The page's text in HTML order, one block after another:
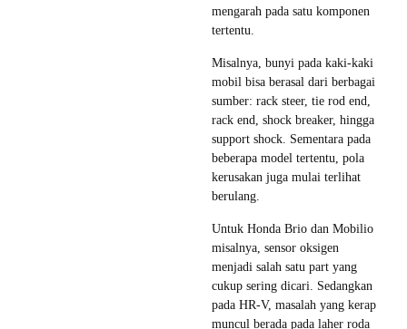
mengarah pada satu komponen
tertentu.
Misalnya, bunyi pada kaki-kaki
mobil bisa berasal dari berbagai
sumber: rack steer, tie rod end,
rack end, shock breaker, hingga
support shock. Sementara pada
beberapa model tertentu, pola
kerusakan juga mulai terlihat
berulang.
Untuk Honda Brio dan Mobilio
misalnya, sensor oksigen
menjadi salah satu part yang
cukup sering dicari. Sedangkan
pada HR-V, masalah yang kerap
muncul berada pada laher roda